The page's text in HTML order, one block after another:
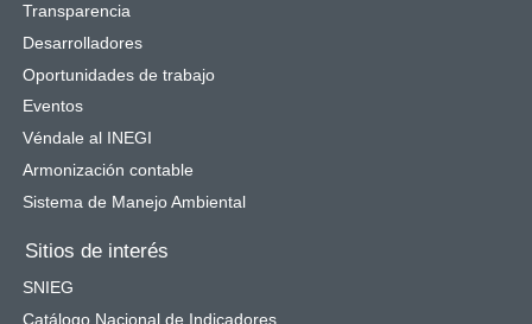
Transparencia
Desarrolladores
Oportunidades de trabajo
Eventos
Véndale al INEGI
Armonización contable
Sistema de Manejo Ambiental
Sitios de interés
SNIEG
Catálogo Nacional de Indicadores